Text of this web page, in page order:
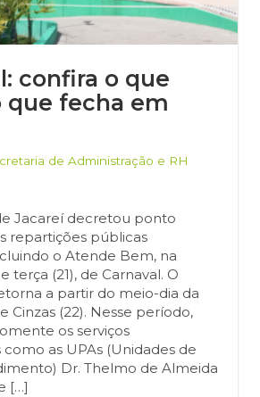
confira o que
que fecha em
de Administração e RH
Jacareí decretou ponto
repartições públicas
o Atende Bem, na
terça (21), de Carnaval. O
a partir do meio-dia da
Cinzas (22). Nesse período,
os serviços
as UPAs (Unidades de
Dr. Thelmo de Almeida
[…]